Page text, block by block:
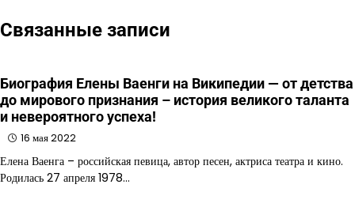
Связанные записи
Биография Елены Ваенги на Википедии — от детства
до мирового признания – история великого таланта
и невероятного успеха!
16 мая 2022
Елена Ваенга – российская певица, автор песен, актриса театра и кино.
Родилась 27 апреля 1978…